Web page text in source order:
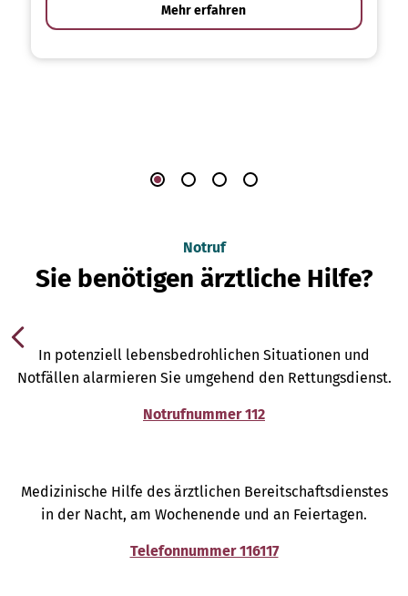
Mehr erfahren
Notruf
Sie benötigen ärztliche Hilfe?
In potenziell lebensbedrohlichen Situationen und
Notfällen alarmieren Sie umgehend den Rettungsdienst.
Notrufnummer 112
Medizinische Hilfe des ärztlichen Bereitschaftsdienstes
in der Nacht, am Wochenende und an Feiertagen.
Telefonnummer 116117